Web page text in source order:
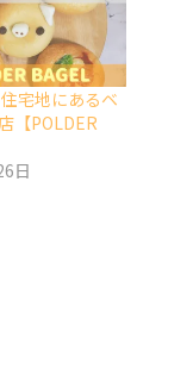
宅地にあるベ
【POLDER
日